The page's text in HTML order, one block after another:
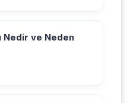
Nedir ve Neden